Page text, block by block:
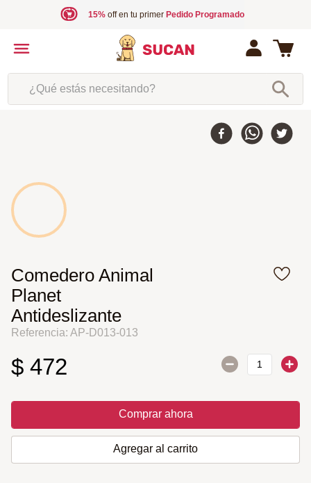
15%off en tu primer Pedido Programado
¿Qué estás necesitando?
Comedero Animal
Planet
Antideslizante
Referencia:AP-D013-013
$ 472
Comprar ahora
Agregar al carrito